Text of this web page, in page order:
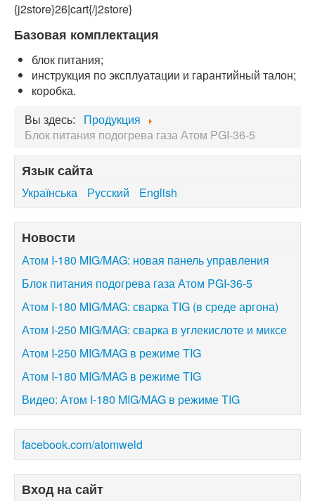
{j2store}26|cart{/j2store}
Базовая комплектация
блок питания;
инструкция по эксплуатации и гарантийный талон;
коробка.
Вы здесь:
Продукция
Блок питания подогрева газа Атом PGI-36-5
Язык сайта
Українська Русский English
Новости
Атом I-180 MIG/MAG: новая панель управления
Блок питания подогрева газа Атом PGI-36-5
Атом I-180 MIG/MAG: сварка TIG (в среде аргона)
Атом I-250 MIG/MAG: сварка в углекислоте и миксе
Атом I-250 MIG/MAG в режиме TIG
Атом I-180 MIG/MAG в режиме TIG
Видео: Атом I-180 MIG/MAG в режиме TIG
facebook.com/atomweld
Вход на сайт